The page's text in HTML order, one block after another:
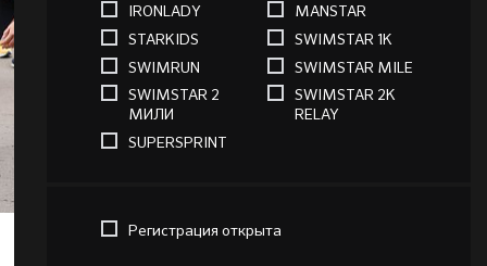
IRONLADY
MANSTAR
STARKIDS
SWIMSTAR 1K
SWIMRUN
SWIMSTAR MILE
SWIMSTAR 2
МИЛИ
SWIMSTAR 2K
RELAY
SUPERSPRINT
Регистрация открыта